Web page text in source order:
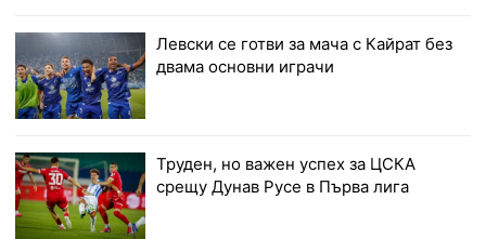
Левски се готви за мача с Кайрат без
двама основни играчи
Труден, но важен успех за ЦСКА
срещу Дунав Русе в Първа лига